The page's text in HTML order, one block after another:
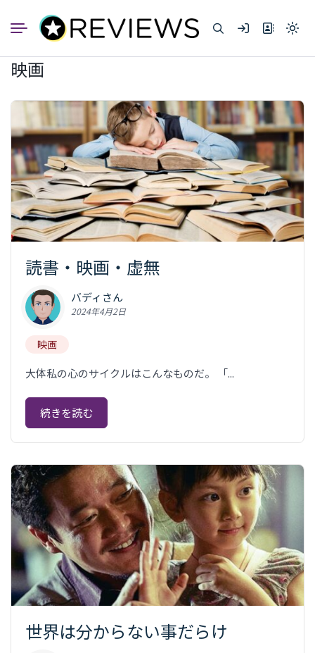
ン
Light
映画
読書・映画・虚無
バディさん
2024年4月2日
映画
大体私の心のサイクルはこんなものだ。 「...
続きを読む
世界は分からない事だらけ